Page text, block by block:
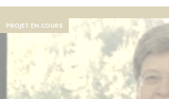
PROJET EN COURS